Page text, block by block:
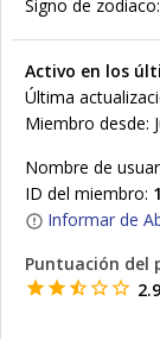
Signo de
Activo en los
Última
Miembro desde:
Nombre de
ID del miembro:
Informar de
Puntuación del
2.9